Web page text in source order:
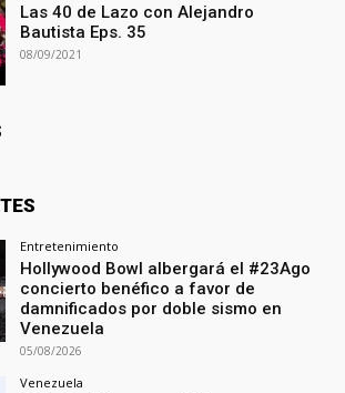
Las 40 de Lazo con Alejandro
Bautista Eps. 35
08/09/2021
Entretenimiento
Hollywood Bowl albergará el #23Ago
concierto benéfico a favor de
damnificados por doble sismo en
Venezuela
05/08/2026
Venezuela